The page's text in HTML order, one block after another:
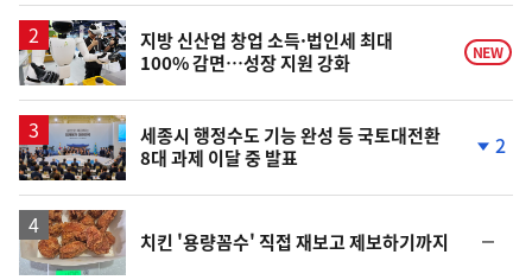
상
승
지방 신산업 창업 소득·법인세 최대
100% 감면…성장 지원 강화
NEW
세종시 행정수도 기능 완성 등 국토대전환
8대 과제 이달 중 발표
하
2
치킨 '용량꼼수' 직접 재보고 제보하기까지